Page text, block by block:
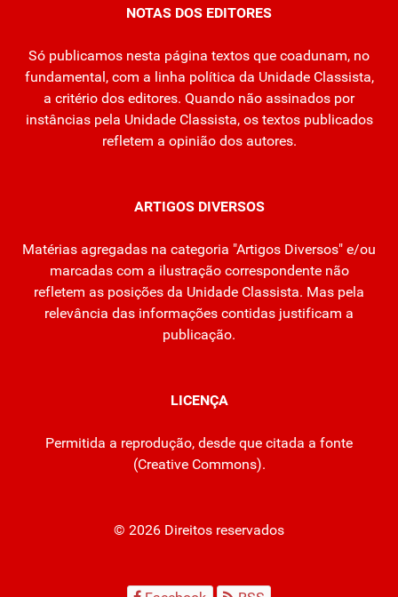
NOTAS DOS EDITORES
Só publicamos nesta página textos que coadunam, no
fundamental, com a linha política da Unidade Classista,
a critério dos editores. Quando não assinados por
instâncias pela Unidade Classista, os textos publicados
refletem a opinião dos autores.
ARTIGOS DIVERSOS
Matérias agregadas na categoria "Artigos Diversos" e/ou
marcadas com a ilustração correspondente não
refletem as posições da Unidade Classista. Mas pela
relevância das informações contidas justificam a
publicação.
LICENÇA
Permitida a reprodução, desde que citada a fonte
(Creative Commons).
© 2026 Direitos reservados